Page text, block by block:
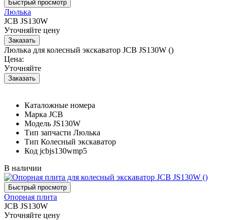
Люлька
JCB JS130W
Уточняйте цену
Люлька для колесный экскаватор JCB JS130W ()
Цена:
Уточняйте
Каталожные номера
Марка JCB
Модель JS130W
Тип запчасти Люлька
Тип Колесный экскаватор
Код jcbjs130wmp5
В наличии
Опорная плита
JCB JS130W
Уточняйте цену